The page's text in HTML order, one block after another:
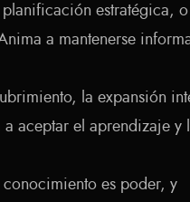
estratégica, o
a mantenerse
la expansión
a aceptar el aprendizaje y
conocimiento es poder, y